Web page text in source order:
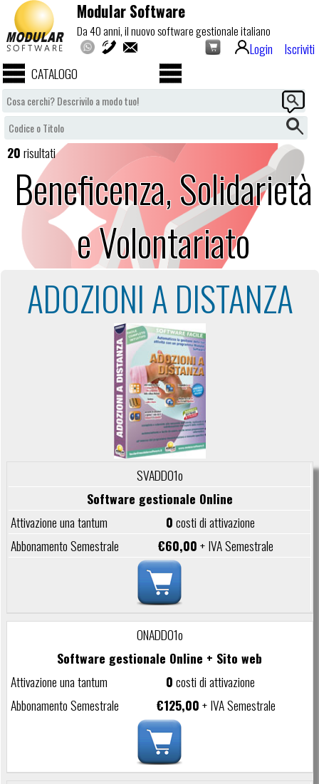
Modular Software
Da 40 anni, il nuovo software gestionale italiano
Login
Iscriviti
CATALOGO
20risultati
Beneficenza, Solidarietà
e Volontariato
ADOZIONI A DISTANZA
SVADD01o
Software gestionale Online
0costi di attivazione
€60,00+ IVA Semestrale
ONADD01o
Software gestionale Online + Sito web
0costi di attivazione
€125,00+ IVA Semestrale